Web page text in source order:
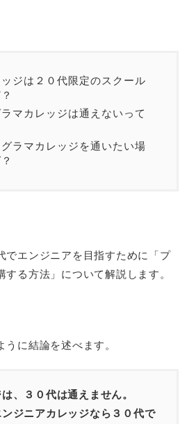
ジは２０代限定のスクール
マカレッジは通えないって
ラマカレッジを通いたい場
でエンジニアを目指すために「プ
する方法」について解説します。
に結論を述べます。
、３０代は通えません。
ジニアカレッジなら３０代で